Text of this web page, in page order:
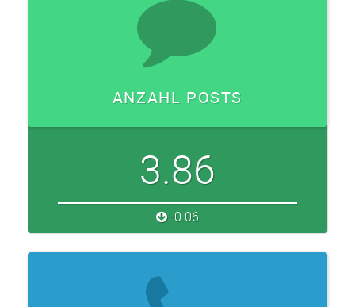
ANZAHL POSTS
3.86
-0.06